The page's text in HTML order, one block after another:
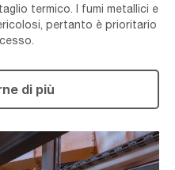
termico. I fumi metallici e
pertanto è prioritario
di più